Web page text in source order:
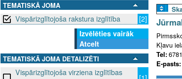
LTEMATISKĀ JOMA
Vispārizglītojoša rakstura izglītība
[2]
Izvēlēties vairāk
Atcelt
TEMATISKĀ JOMA DETALIZĒTI
Vispārizglītojoša virziena izglītības
Kļavu
Tel:
E-pasts: